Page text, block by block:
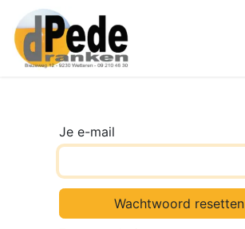
Je e-mail
Wachtwoord resetten